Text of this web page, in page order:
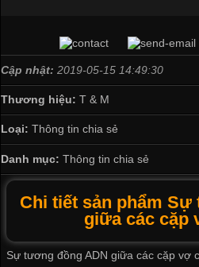
Cập nhật: 2019-05-15 14:49:30
Thương hiệu: T & M
Loại: Thông tin chia sẻ
Danh mục: Thông tin chia sẻ
Chi tiết sản phẩm
giữa các cặp
Sự tương đồng ADN giữa các cặp vợ